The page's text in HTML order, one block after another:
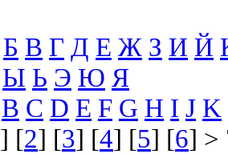
Б В Г Д Е Ж З И Й
Ы Ь Э Ю Я
B C D E F G H I J K
] [2] [3] [4] [5] [6] >